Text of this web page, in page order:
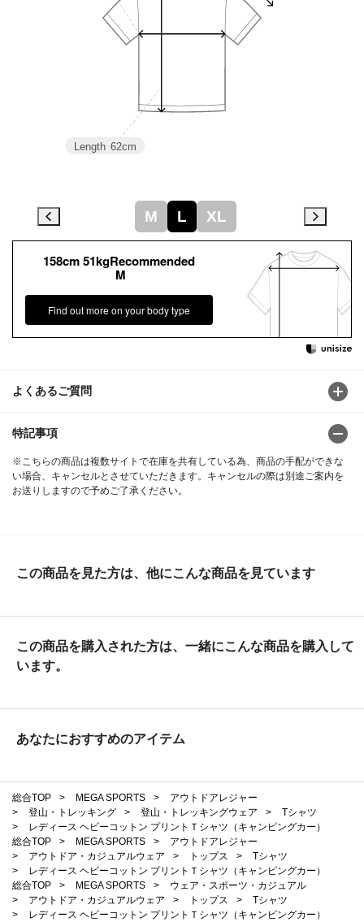
よくあるご質問
特記事項
※こちらの商品は複数サイトで在庫を共有している為、商品の手配ができな
い場合、キャンセルとさせていただきます。キャンセルの際は別途ご案内を
お送りしますので予めご了承ください。
158cm 51kgRecommended
M
Find out more on your body type
Length 62cm
M L XL
この商品を見た方は、他にこんな商品を見ています
この商品を購入された方は、一緒にこんな商品を購入して
います。
あなたにおすすめのアイテム
総合TOP > MEGA SPORTS >
アウトドアレジャー
>
登山・トレッキング > 登山・トレッキングウェア >
Tシャツ
>
レディース ヘビーコットン プリントＴシャツ（キャンピングカー）
総合TOP
> MEGA SPORTS >
アウトドアレジャー
>
アウトドア・カジュアルウェア > トップス >
Tシャツ
>
レディース ヘビーコットン プリントＴシャツ（キャンピングカー）
総合TOP
> MEGA SPORTS >
ウェア・スポーツ・カジュアル
>
アウトドア・カジュアルウェア > トップス >
Tシャツ
>
レディース ヘビーコットン プリントＴシャツ（キャンピングカー）